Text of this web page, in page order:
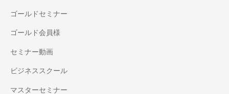
ゴールドセミナー
ゴールド会員様
セミナー動画
ビジネススクール
マスターセミナー